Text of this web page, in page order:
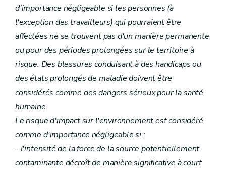
d'importance négligeable si les personnes (à
l'exception des travailleurs) qui pourraient être
affectées ne se trouvent pas d'un manière permanente
ou pour des périodes prolongées sur le territoire à
risque. Des blessures conduisant à des handicaps ou
des états prolongés de maladie doivent être
considérés comme des dangers sérieux pour la santé
humaine.
Le risque d'impact sur l'environnement est considéré
comme d'importance négligeable si :
- l'intensité de la force de la source potentiellement
contaminante décroît de manière significative à court